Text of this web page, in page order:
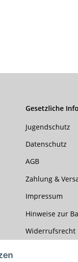
Gesetzliche
Jugendschutz
Datenschutz
AGB
Zahlung &
Impressum
Hinweise zur
Widerrufsrecht